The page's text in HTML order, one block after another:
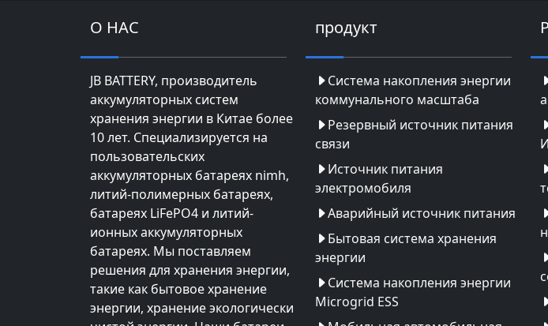
О НАС
JB BATTERY, производитель
аккумуляторных систем
хранения энергии в Китае более
10 лет. Специализируется на
пользовательских
аккумуляторных батареях nimh,
литий-полимерных батареях,
батареях LiFePO4 и литий-
ионных аккумуляторных
батареях. Мы поставляем
решения для хранения энергии,
такие как бытовое хранение
энергии, хранение экологически
продукт
Система накопления энергии
коммунального масштаба
Резервный источник питания
связи
Источник питания
электромобиля
Аварийный источник питания
Бытовая система хранения
энергии
Система накопления энергии
Microgrid ESS